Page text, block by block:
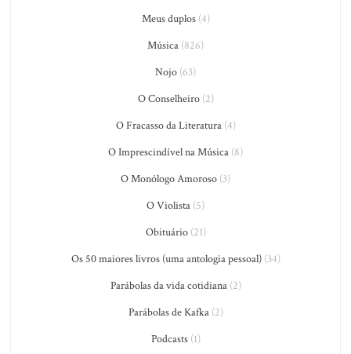
Meus duplos(4)
Música (826)
Nojo (63)
O Conselheiro(2)
O Fracasso da Literatura(4)
O Imprescindível na Música (8)
O Monólogo Amoroso (3)
O Violista (5)
Obituário(21)
Os 50 maiores livros (uma antologia pessoal)(34)
Parábolas da vida cotidiana(2)
Parábolas de Kafka(2)
Podcasts(1)